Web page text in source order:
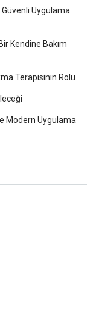
Güvenli Uygulama
Kendine Bakım
Terapisinin Rolü
Modern Uygulama